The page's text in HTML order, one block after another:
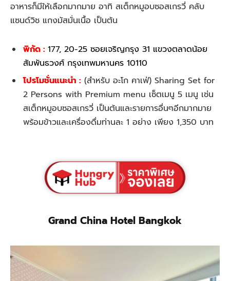
อาหารก็มีให้เลือกมากมาย อาทิ สเต็กหมูอบซอสเกรวี่ คลับ
แซนด์วิช แกงมัสมั่นเนื้อ เป็นต้น
พิกัด : 177, 20-25 ซอยเจริญกรุง 31 แขวงตลาดน้อย
สัมพันธวงศ์ กรุงเทพมหานคร 10110
โปรโมชั่นแนะนำ : (สำหรับ อะโก คาเฟ่) Sharing Set for
2 Persons with Premium menu เซ็ตเมนู 5 เมนู เช่น
สเต็กหมูอบซอสเกรวี่ เป็นต้นและรายการอื่นๆอีกมากมาย
พร้อมข้าวและเครื่องดื่มท่านละ 1 อย่าง เพียง 1,350 บาท
Grand China Hotel Bangkok